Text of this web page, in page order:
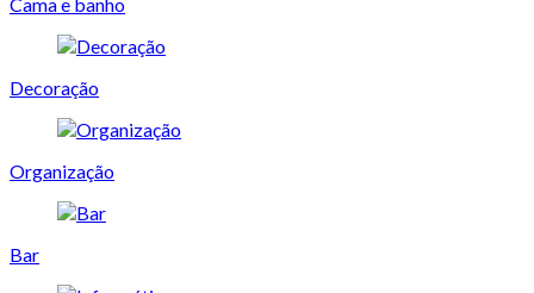
Decoração
Organização
Bar